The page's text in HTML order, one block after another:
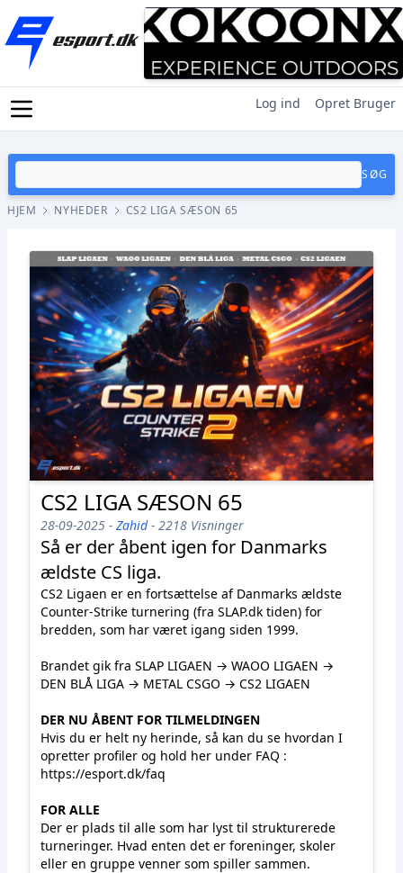
Log ind Opret Bruger
SØG
HJEM NYHEDER CS2 LIGA SÆSON 65
CS2 LIGA SÆSON 65
28-09-2025 - Zahid- 2218 Visninger
Så er der åbent igen for Danmarks
ældste CS liga.
CS2 Ligaen er en fortsættelse af Danmarks ældste
Counter-Strike turnering (fra SLAP.dk tiden) for
bredden, som har været igang siden 1999.
Brandet gik fra SLAP LIGAEN → WAOO LIGAEN →
DEN BLÅ LIGA → METAL CSGO → CS2 LIGAEN
DER NU ÅBENT FOR TILMELDINGEN
Hvis du er helt ny herinde, så kan du se hvordan I
opretter profiler og hold her under FAQ :
https://esport.dk/faq
FOR ALLE
Der er plads til alle som har lyst til strukturerede
turneringer. Hvad enten det er foreninger, skoler
eller en gruppe venner som spiller sammen.